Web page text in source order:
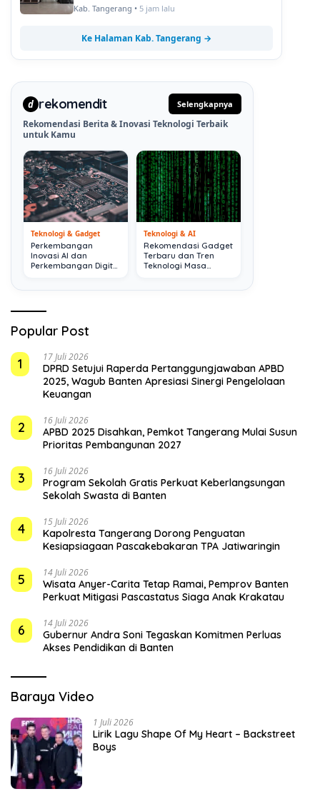
Kab. Tangerang • 5 jam lalu
Ke Halaman Kab. Tangerang →
d rekomendit Selengkapnya
Rekomendasi Berita & Inovasi Teknologi Terbaik
untuk Kamu
Teknologi & Gadget
Perkembangan
Inovasi AI dan
Perkembangan Digital
Teknologi & AI
Rekomendasi Gadget
Terbaru dan Tren
Teknologi Masa
Popular Post
1
17 Juli 2026
DPRD Setujui Raperda Pertanggungjawaban APBD
2025, Wagub Banten Apresiasi Sinergi Pengelolaan
Keuangan
2 16 Juli 2026
APBD 2025 Disahkan, Pemkot Tangerang Mulai Susun
Prioritas Pembangunan 2027
3 16 Juli 2026
Program Sekolah Gratis Perkuat Keberlangsungan
Sekolah Swasta di Banten
4 15 Juli 2026
Kapolresta Tangerang Dorong Penguatan
Kesiapsiagaan Pascakebakaran TPA Jatiwaringin
5 14 Juli 2026
Wisata Anyer-Carita Tetap Ramai, Pemprov Banten
Perkuat Mitigasi Pascastatus Siaga Anak Krakatau
6 14 Juli 2026
Gubernur Andra Soni Tegaskan Komitmen Perluas
Akses Pendidikan di Banten
Baraya Video
1 Juli 2026
Lirik Lagu Shape Of My Heart – Backstreet
Boys